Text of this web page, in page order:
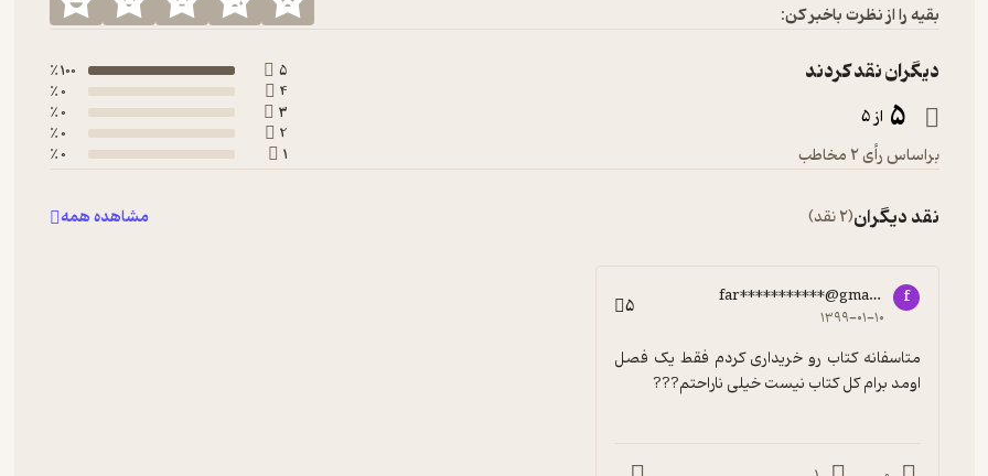
بقیه را از نظرت باخبر کن:
دیگران نقد کردند
5 از 5
براساس رأی 2 مخاطب
5
100 ٪
4
0 ٪
3
0 ٪
2
0 ٪
1
0 ٪
نقد دیگران(2 نقد) مشاهده همه
f
far***********@gmail.com
۱۳۹۹-۰۱-۱۰ 5
اومد برام کل کتاب نیست خیلی ناراحتم???